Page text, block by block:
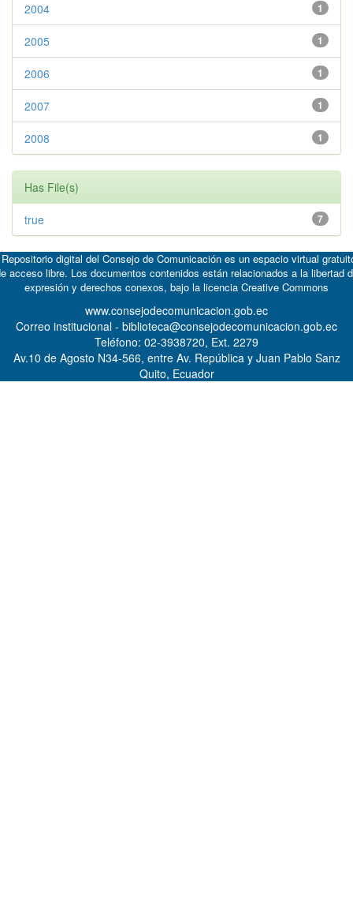
1
2004
1
2005
1
2006
1
2007
1
2008
Has File(s)
7
true
digital del Consejo de Comunicación es un espacio virtual
acceso libre. Los documentos contenidos están relacionados a la libertad
expresión y derechos conexos, bajo la licencia Creative Commons
www.consejodecomunicacion.gob.ec
Correo institucional - biblioteca@consejodecomunicacion.gob.ec
Teléfono: 02-3938720, Ext. 2279
Av.10 de Agosto N34-566, entre Av. República y Juan Pablo Sanz
Quito, Ecuador